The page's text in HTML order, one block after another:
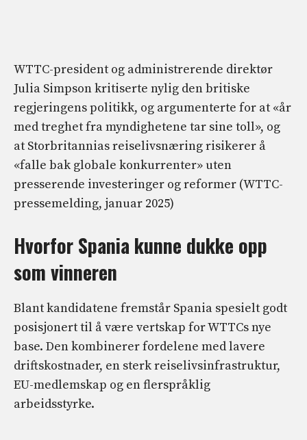
WTTC-president og administrerende direktør
Julia Simpson kritiserte nylig den britiske
regjeringens politikk, og argumenterte for at «år
med treghet fra myndighetene tar sine toll», og
at Storbritannias reiselivsnæring risikerer å
«falle bak globale konkurrenter» uten
presserende investeringer og reformer (WTTC-
pressemelding, januar 2025)
Hvorfor Spania kunne dukke opp
som vinneren
Blant kandidatene fremstår Spania spesielt godt
posisjonert til å være vertskap for WTTCs nye
base. Den kombinerer fordelene med lavere
driftskostnader, en sterk reiselivsinfrastruktur,
EU-medlemskap og en flerspråklig
arbeidsstyrke.